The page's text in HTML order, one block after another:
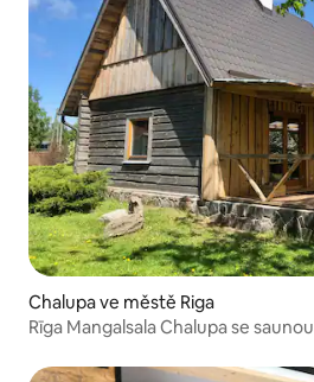
Chalupa ve městě Riga
Rīga Mangalsala Chalupa se saunou